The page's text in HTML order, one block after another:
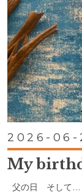
2026-06-
My
父の日 そして…